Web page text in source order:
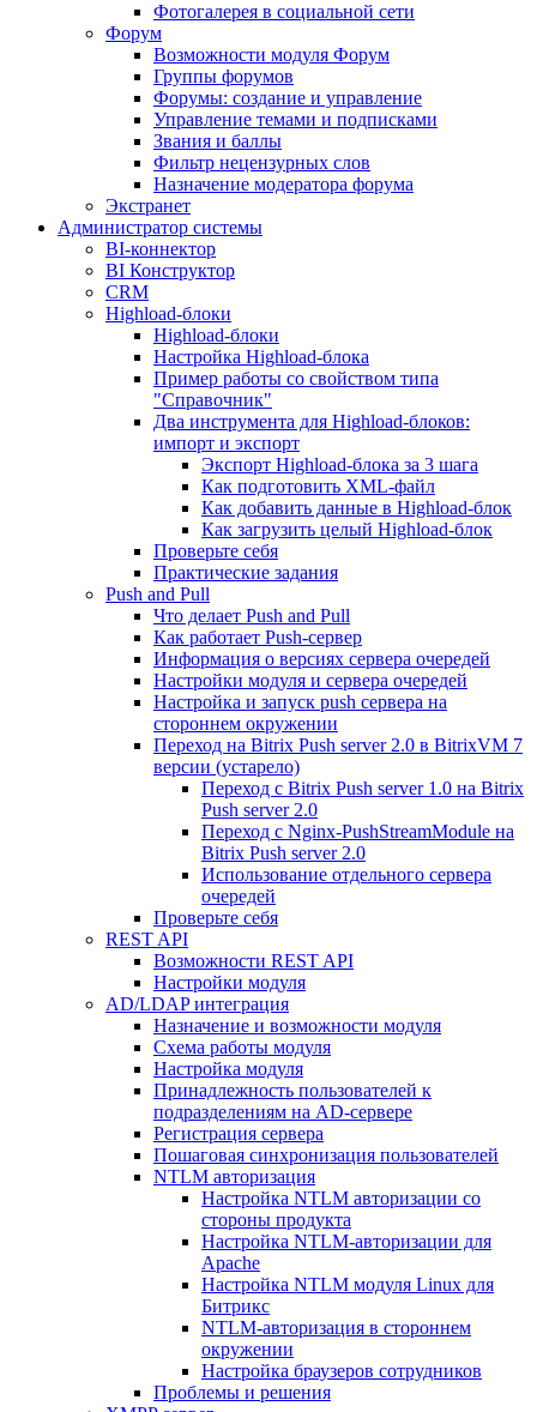
Фотогалерея в социальной сети
Форум
Возможности модуля Форум
Группы форумов
Форумы: создание и управление
Управление темами и подписками
Звания и баллы
Фильтр нецензурных слов
Назначение модератора форума
Экстранет
Администратор системы
BI-коннектор
BI Конструктор
CRM
Highload-блоки
Highload-блоки
Настройка Highload-блока
Пример работы со свойством типа
"Справочник"
Два инструмента для Highload-блоков:
импорт и экспорт
Экспорт Highload-блока за 3 шага
Как подготовить XML-файл
Как добавить данные в Highload-блок
Как загрузить целый Highload-блок
Проверьте себя
Практические задания
Push and Pull
Что делает Push and Pull
Как работает Push-сервер
Информация о версиях сервера очередей
Настройки модуля и сервера очередей
Настройка и запуск push сервера на
стороннем окружении
Переход на Bitrix Push server 2.0 в BitrixVM 7
версии (устарело)
Переход с Bitrix Push server 1.0 на Bitrix
Push server 2.0
Переход с Nginx-PushStreamModule на
Bitrix Push server 2.0
Использование отдельного сервера
очередей
Проверьте себя
REST API
Возможности REST API
Настройки модуля
AD/LDAP интеграция
Назначение и возможности модуля
Схема работы модуля
Настройка модуля
Принадлежность пользователей к
подразделениям на AD-сервере
Регистрация сервера
Пошаговая синхронизация пользователей
NTLM авторизация
Настройка NTLM авторизации со
стороны продукта
Настройка NTLM-авторизации для
Apache
Настройка NTLM модуля Linux для
Битрикс
NTLM-авторизация в стороннем
окружении
Настройка браузеров сотрудников
Проблемы и решения